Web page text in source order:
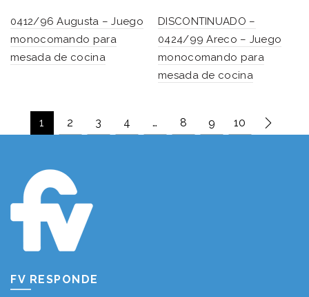
0412/96 Augusta – Juego
monocomando para
mesada de cocina
DISCONTINUADO –
0424/99 Areco – Juego
monocomando para
mesada de cocina
1 2 3 4 … 8 9 10
FV RESPONDE